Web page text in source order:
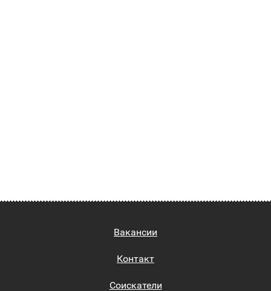
Вакансии
Контакт
Соискатели